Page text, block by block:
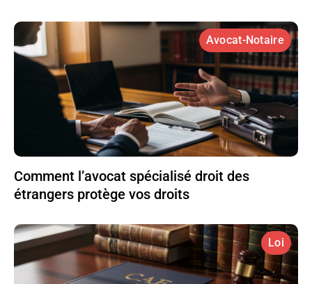
Avocat-Notaire
Comment l’avocat spécialisé droit des
étrangers protège vos droits
Loi